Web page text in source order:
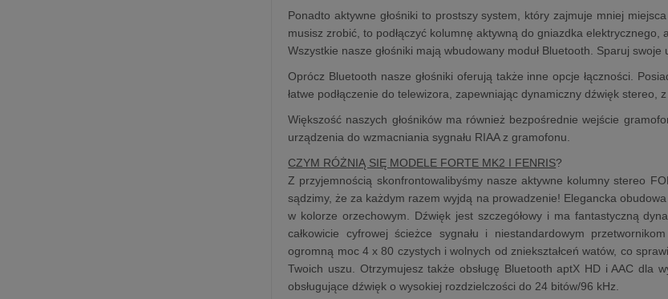
Ponadto aktywne głośniki to prostszy system, który zajmuje mniej
musisz zrobić, to podłączyć kolumnę aktywną do gniazdka elektrycznego,
Wszystkie nasze głośniki mają wbudowany moduł Bluetooth. Sparuj
Oprócz Bluetooth nasze głośniki oferują także inne opcje łączności.
łatwe podłączenie do telewizora, zapewniając dynamiczny dźwięk
Większość naszych głośników ma również bezpośrednie wejście
urządzenia do wzmacniania sygnału RIAA z gramofonu.
CZYM RÓŻNIĄ SIĘ MODELE FORTE MK2 I FENRIS?
Z przyjemnością skonfrontowalibyśmy nasze aktywne kolumny stereo
sądzimy, że za każdym razem wyjdą na prowadzenie! Elegancka
w kolorze orzechowym. Dźwięk jest szczegółowy i ma fantastyczną
całkowicie cyfrowej ścieżce sygnału i niestandardowym
ogromną moc 4 x 80 czystych i wolnych od zniekształceń watów, co
Twoich uszu. Otrzymujesz także obsługę Bluetooth aptX HD i AAC dla
obsługujące dźwięk o wysokiej rozdzielczości do 24 bitów/96 kHz.